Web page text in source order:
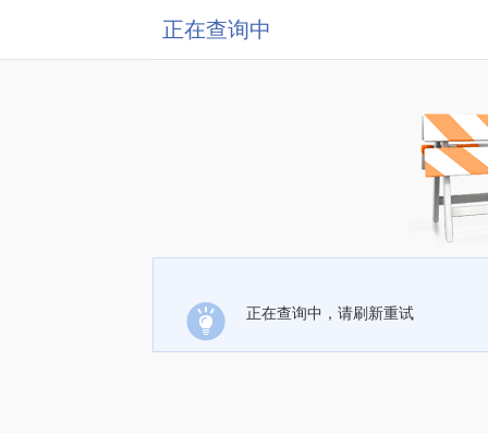
正在查询中
正在查询中，请刷新重试